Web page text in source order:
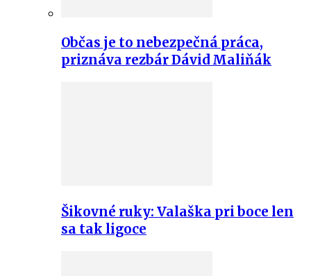
Občas je to nebezpečná práca,
priznáva rezbár Dávid Maliňák
Šikovné ruky: Valaška pri boce len
sa tak ligoce